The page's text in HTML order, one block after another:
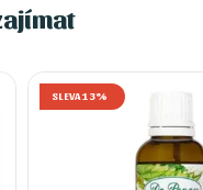
SLEVA 13%